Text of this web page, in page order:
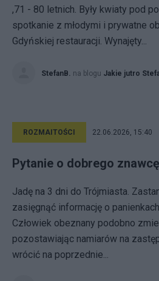
,71 - 80 letnich. Były kwiaty pod
spotkanie z młodymi i prywatne
Gdyńskiej restauracji. Wynajęty...
StefanB. na blogu Jakie jutro
ROZMAITOŚCI 22.06.2026, 15:40
Pytanie o dobrego
Jadę na 3 dni do Trójmiasta.
zasięgnąć informację o
Człowiek obeznany podobno
pozostawiając namiarów na
wrócić na poprzednie...